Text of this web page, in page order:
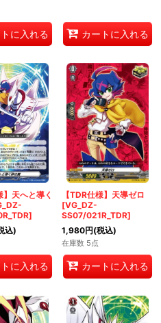
に入れる カートに入れる
】天へと導く
込)
に入れる
【TDR仕様】天導ゼロ
[VG_DZ-
SS07/021R_TDR]
1,980円(税込)
在庫数 5点
カートに入れる